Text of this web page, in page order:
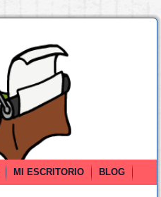
MI ESCRITORIO
BLOG